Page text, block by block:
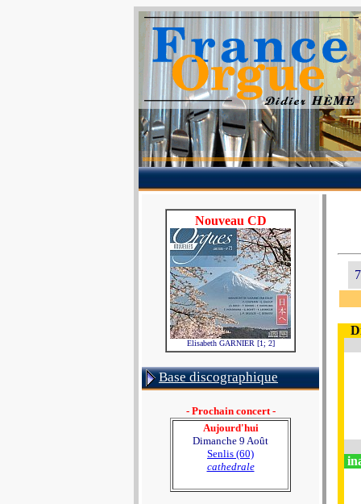
Nouveau CD
Elisabeth GARNIER [1; 2]
Base discographique
- Prochain concert -
Aujourd'hui
Dimanche 9 Août
Senlis (60)
cathedrale